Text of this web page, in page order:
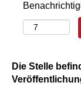
Die Stelle